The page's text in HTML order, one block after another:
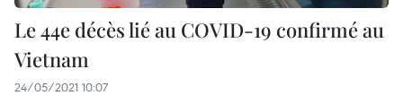
Le 44e décès lié au COVID-19 confirmé au
Vietnam
24/05/2021 10:07